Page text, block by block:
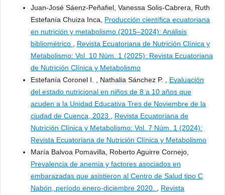
Juan-José Sáenz-Peñafiel, Vanessa Solis-Cabrera, Ruth
Estefanía Chuiza Inca, Producción científica ecuatoriana
en nutrición y metabolismo (2015–2024): Análisis
bibliométrico
Revista Ecuatoriana de Nutrición Clínica y
Metabolismo: Vol. 10 Núm. 1 (2025): Revista Ecuatoriana
de Nutrición Clínica y Metabolismo
Estefanía Coronel I. , Nathalia Sánchez P. , Evaluación
del estado nutricional en niños de 8 a 10 años que
acuden a la Unidad Educativa Tres de Noviembre de la
ciudad de Cuenca, 2023
Revista Ecuatoriana de
Nutrición Clínica y Metabolismo: Vol. 7 Núm. 1 (2024):
Revista Ecuatoriana de Nutrición Clínica y Metabolismo
María Balvoa Pomavilla, Roberto Aguirre Cornejo,
Prevalencia de anemia y factores asociados en
embarazadas que asistieron al Centro de Salud tipo C
Nabón, período enero-diciembre 2020.
Revista